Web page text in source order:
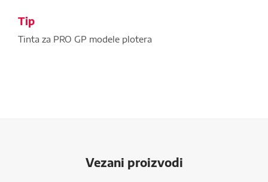
Tip
Tinta za PRO GP modele plotera
Vezani proizvodi